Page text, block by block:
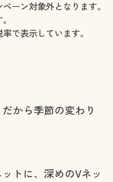
ーン対象外となります。
で表示しています。
から季節の変わり
トに、深めのVネッ